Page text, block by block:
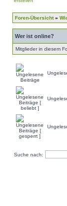
Foren-Übersicht»
Wer ist online?
Mitglieder in diesem
Suche nach: